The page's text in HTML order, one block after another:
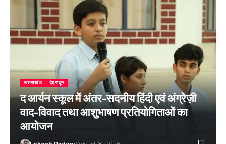
उत्तराखंड देहरादून
द आर्यन स्कूल में अंतर-सदनीय हिंदी एवं अंग्रेज़ी
वाद-विवाद तथा आशुभाषण प्रतियोगिताओं का
आयोजन